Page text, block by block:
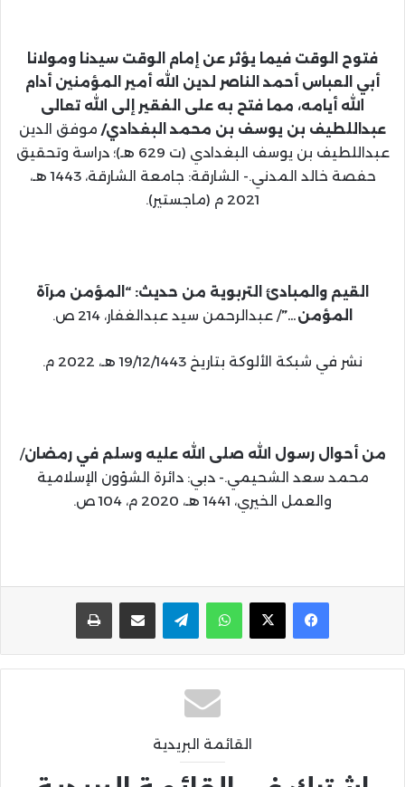
فتوح الوقت فيما يؤثر عن إمام الوقت سيدنا ومولانا
أبي
العباس أحمد الناصر لدين الله أمير المؤمنين أدام
الله أيامه، مما فتح به على الفقير إلى الله تعالى
عبداللطيف بن يوسف بن محمد البغدادي/ موفق الدين
عبداللطيف بن يوسف البغدادي (ت 629 هـ)؛ دراسة وتحقيق
حفصة خالد المدني.- الشارقة: جامعة الشارقة، 1443 هـ،
2021 م (ماجستير).
القيم والمبادئ التربوية من حديث: “المؤمن مرآة
المؤمن…”/ عبدالرحمن سيد عبدالغفار، 214 ص.
نشر في شبكة الألوكة بتاريخ 19/12/1443 هـ، 2022 م.
من أحوال رسول الله صلى الله عليه وسلم في رمضان/
محمد سعد الشحيمي.- دبي: دائرة الشؤون الإسلامية
والعمل الخيري، 1441 هـ، 2020 م، 104 ص.
واتساب تيلقرام مشاركة عبر البريد
القائمة البريدية